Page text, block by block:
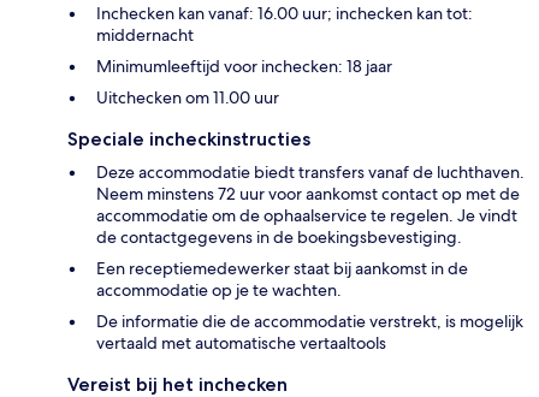
Inchecken kan vanaf: 16.00 uur; inchecken kan tot:
middernacht
Minimumleeftijd voor inchecken: 18 jaar
Uitchecken om 11.00 uur
Speciale incheckinstructies
Deze accommodatie biedt transfers vanaf de luchthaven.
Neem minstens 72 uur voor aankomst contact op met de
accommodatie om de ophaalservice te regelen. Je vindt
de contactgegevens in de boekingsbevestiging.
Een receptiemedewerker staat bij aankomst in de
accommodatie op je te wachten.
De informatie die de accommodatie verstrekt, is mogelijk
vertaald met automatische vertaaltools
Vereist bij het inchecken